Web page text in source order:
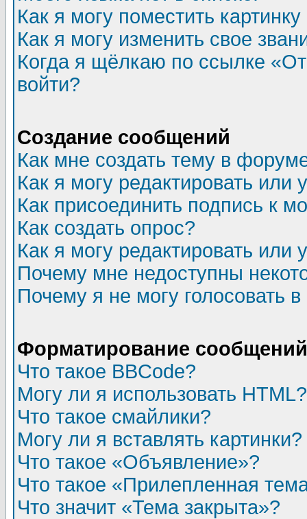
Как я могу поместить
Как я могу изменить свое
Когда я щёлкаю по ссылке
войти?
Создание сообщений
Как мне создать тему в
Как я могу редактировать или
Как присоединить подпись к
Как создать опрос?
Как я могу редактировать или
Почему мне недоступны
Почему я не могу голосовать
Форматирование
Что такое BBCode?
Могу ли я использовать HTML?
Что такое смайлики?
Могу ли я вставлять картинки?
Что такое «Объявление»?
Что такое «Прилепленная
Что значит «Тема закрыта»?